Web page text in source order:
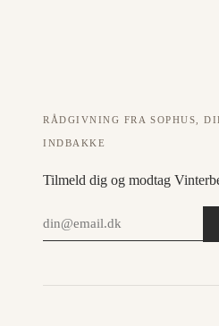
RÅDGIVNING FRA SOPHUS,
INDBAKKE
Tilmeld dig og modtag